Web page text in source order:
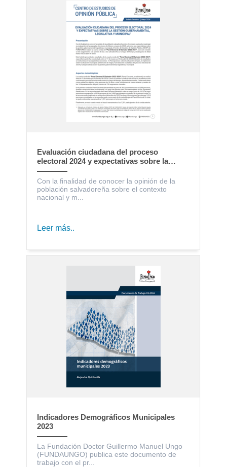
Evaluación ciudadana del proceso
electoral 2024 y expectativas sobre la
gestión gubernamental, legislativa y
municipal
Con la finalidad de conocer la opinión de la
población salvadoreña sobre el contexto
nacional y m...
Leer más..
Indicadores Demográficos Municipales
2023
La Fundación Doctor Guillermo Manuel Ungo
(FUNDAUNGO) publica este documento de
trabajo con el pr...